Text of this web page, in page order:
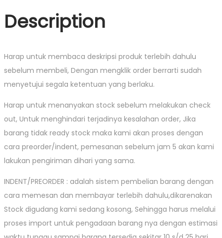
Description
Harap untuk membaca deskripsi produk terlebih dahulu
sebelum membeli, Dengan mengklik order berrarti sudah
menyetujui segala ketentuan yang berlaku.
Harap untuk menanyakan stock sebelum melakukan check
out, Untuk menghindari terjadinya kesalahan order, Jika
barang tidak ready stock maka kami akan proses dengan
cara preorder/indent, pemesanan sebelum jam 5 akan kami
lakukan pengiriman dihari yang sama.
INDENT/PREORDER : adalah sistem pembelian barang dengan
cara memesan dan membayar terlebih dahulu,dikarenakan
Stock digudang kami sedang kosong, Sehingga harus melalui
proses import untuk pengadaan barang nya dengan estimasi